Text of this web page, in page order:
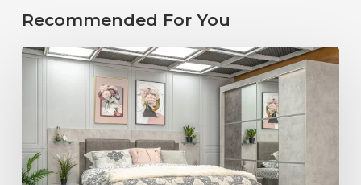
Recommended For You
ИДЕАЛНАТА
ЗОДИЯТА.
ВЕЗНИ